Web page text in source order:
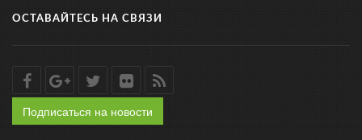
ОСТАВАЙТЕСЬ НА СВЯЗИ
Подписаться на новости